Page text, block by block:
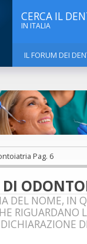
CERCA IL
IN ITALIA
IL FORUM DEI
Pag. 6
DI
DEL NOME, IN
RIGUARDANO